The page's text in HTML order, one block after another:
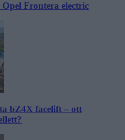
Frontera electric
bZ4X facelift – ott